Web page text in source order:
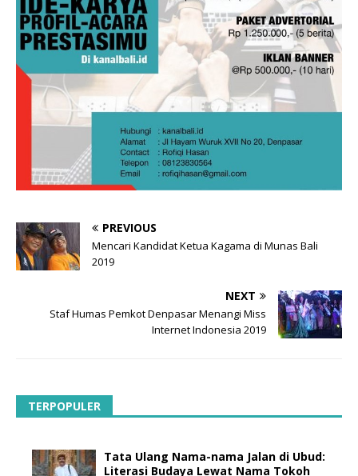
PREVIOUS
Mencari Kandidat Ketua Kagama di Munas Bali
2019
NEXT
Staf Humas Pemkot Denpasar Menangi Miss
Internet Indonesia 2019
TERPOPULER
Tata Ulang Nama-nama Jalan di Ubud:
Literasi Budaya Lewat Nama Tokoh